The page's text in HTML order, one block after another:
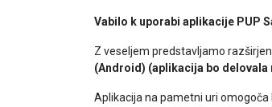
Vabilo k uporabi aplikacije PUP
Z veseljem predstavljamo
(Android) (aplikacija bo
Aplikacija na pametni uri